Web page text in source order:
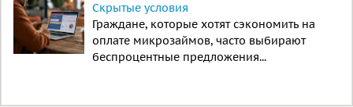
Скрытые условия
Граждане, которые хотят сэкономить на
оплате микрозаймов, часто выбирают
беспроцентные предложения...